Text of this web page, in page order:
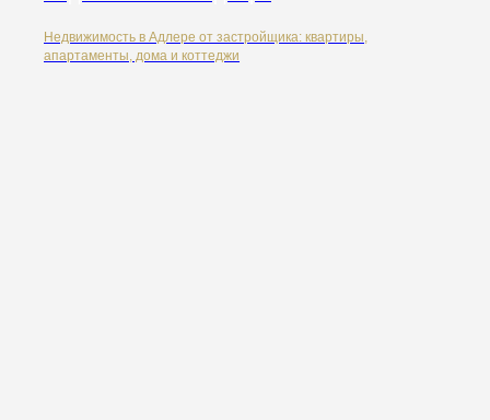
Недвижимость в Адлере от застройщика: квартиры,
апартаменты, дома и коттеджи